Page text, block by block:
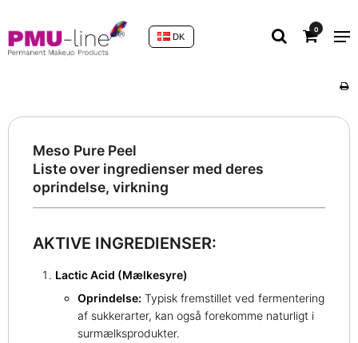
0
DK
Meso Pure Peel
Liste over ingredienser med deres
oprindelse, virkning
AKTIVE INGREDIENSER:
Lactic Acid (Mælkesyre)
Oprindelse: Typisk fremstillet ved fermentering
af sukkerarter, kan også forekomme naturligt i
surmælksprodukter.